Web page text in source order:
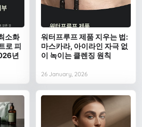
소화
로 피
년
워터프루프 제품 지우는 법:
마스카라, 아이라인 자극 없
이 녹이는 클렌징 원칙
26 January, 2026